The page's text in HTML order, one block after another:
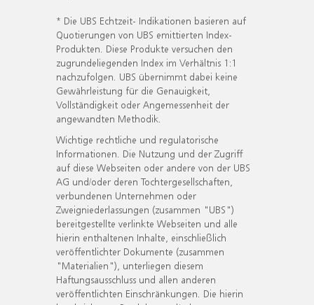
* Die UBS Echtzeit- Indikationen basieren auf
Quotierungen von UBS emittierten Index-
Produkten. Diese Produkte versuchen den
zugrundeliegenden Index im Verhältnis 1:1
nachzufolgen. UBS übernimmt dabei keine
Gewährleistung für die Genauigkeit,
Vollständigkeit oder Angemessenheit der
angewandten Methodik.
Wichtige rechtliche und regulatorische
Informationen. Die Nutzung und der Zugriff
auf diese Webseiten oder andere von der UBS
AG und/oder deren Tochtergesellschaften,
verbundenen Unternehmen oder
Zweigniederlassungen (zusammen "UBS")
bereitgestellte verlinkte Webseiten und alle
hierin enthaltenen Inhalte, einschließlich
veröffentlichter Dokumente (zusammen
"Materialien"), unterliegen diesem
Haftungsausschluss und allen anderen
veröffentlichten Einschränkungen. Die hierin